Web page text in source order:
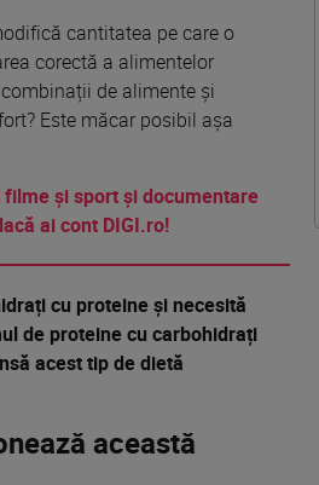
cantitatea pe care o
corectă a alimentelor
combinații de alimente și
Este măcar posibil așa
și sport și documentare
ai cont DIGI.ro!
cu proteine ​​și necesită
de proteine ​​cu carbohidrați
acesttipde dietă
această